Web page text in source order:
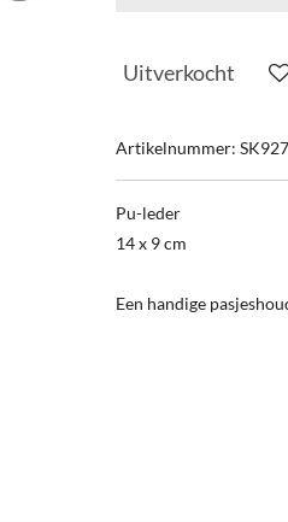
Uitverkocht
Artikelnummer: SK927
Pu-leder
14 x 9 cm
Een handige